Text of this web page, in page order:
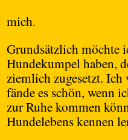
mich.
Grundsätzlich möchte
Hundekumpel haben,
ziemlich zugesetzt.
fände es schön, wenn
zur Ruhe kommen
Hundelebens kennen